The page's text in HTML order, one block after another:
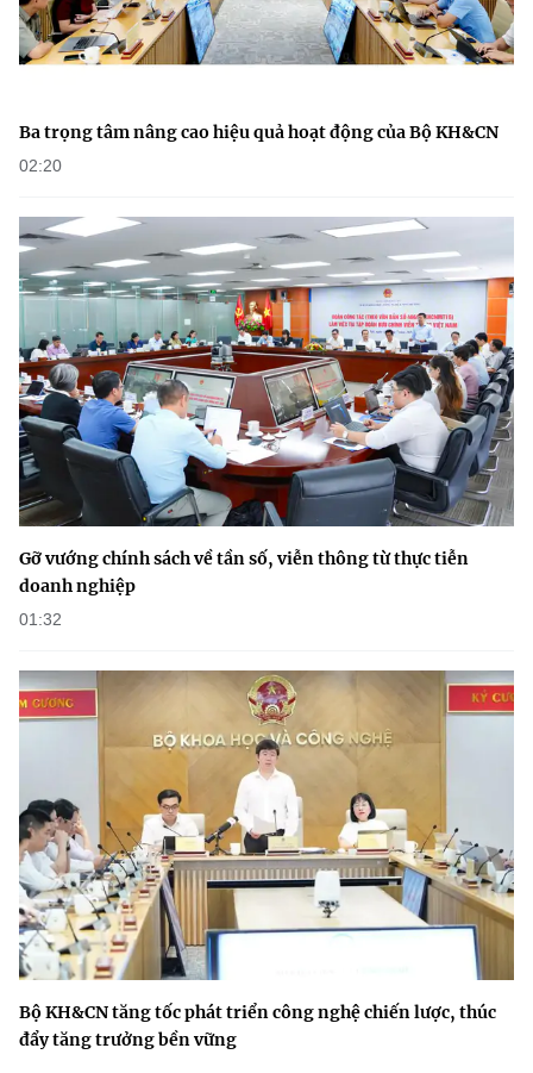
Ba trọng tâm nâng cao hiệu quả hoạt động của Bộ KH&CN
02:20
Gỡ vướng chính sách về tần số, viễn thông từ thực tiễn
doanh nghiệp
01:32
Bộ KH&CN tăng tốc phát triển công nghệ chiến lược, thúc
đẩy tăng trưởng bền vững